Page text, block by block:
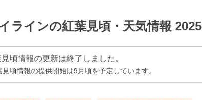
ラインの紅葉見頃・天気情報 2025
頃情報の更新は終了しました。
頃情報の提供開始は9月頃を予定しています。